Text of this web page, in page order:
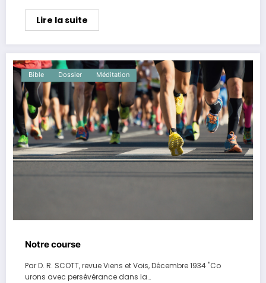
Lire la suite
Bible Dossier Méditation
Notre course
Par D. R. SCOTT, revue Viens et Vois, Décembre 1934 "Co
urons avec persévérance dans la…